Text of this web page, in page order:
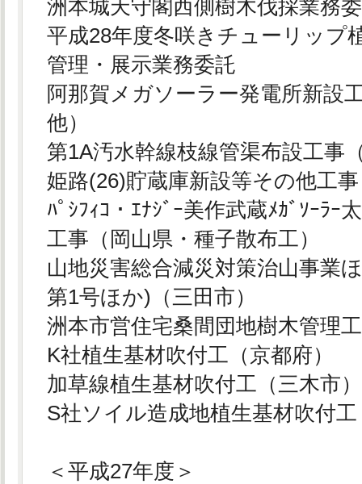
洲本城天守閣西側樹木伐採業務
平成28年度冬咲きチューリップ
管理・展示業務委託
阿那賀メガソーラー発電所新設
他）
第1A汚水幹線枝線管渠布設工事
姫路(26)貯蔵庫新設等その他工
ﾊﾟｼﾌｨｺ・ｴﾅｼﾞｰ美作武蔵ﾒｶﾞｿｰﾗｰ
工事（岡山県・種子散布工）
山地災害総合減災対策治山事業
第1号ほか)（三田市）
洲本市営住宅桑間団地樹木管理
K社植生基材吹付工（京都府）
加草線植生基材吹付工（三木市）
S社ソイル造成地植生基材吹付
＜平成27年度＞